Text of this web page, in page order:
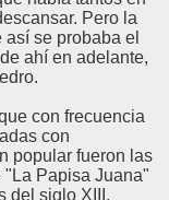
Pero la
se probaba el
ahí en adelante,
con frecuencia
con
popular fueron las
Papisa Juana"
del siglo XIII,